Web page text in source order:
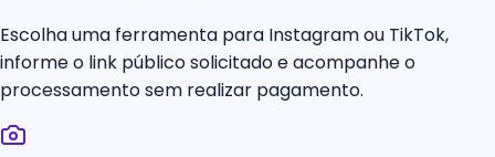
Escolha uma ferramenta para Instagram ou TikTok,
informe o link público solicitado e acompanhe o
processamento sem realizar pagamento.